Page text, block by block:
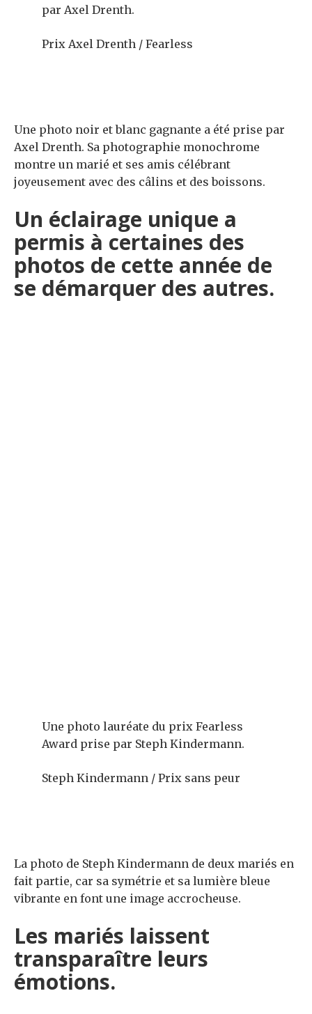
par Axel Drenth.
Prix ​​Axel Drenth / Fearless
Une photo noir et blanc gagnante a été prise par
Axel Drenth. Sa photographie monochrome
montre un marié et ses amis célébrant
joyeusement avec des câlins et des boissons.
Un éclairage unique a
permis à certaines des
photos de cette année de
se démarquer des autres.
Une photo lauréate du prix Fearless
Award prise par Steph Kindermann.
Steph Kindermann / Prix sans peur
La photo de Steph Kindermann de deux mariés en
fait partie, car sa symétrie et sa lumière bleue
vibrante en font une image accrocheuse.
Les mariés laissent
transparaître leurs
émotions.